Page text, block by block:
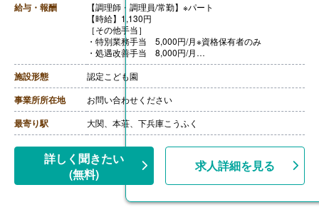
給与・報酬
【調理師・調理員/常勤】※パート
【時給】1,130円
［その他手当］
・特別業務手当 5,000円/月※資格保有者のみ
・処遇改善手当 8,000円/月
【賞与】年2回（計2.00ヶ月分）※前年度実績
【通勤手当】あり（上限6,200円/月）
【昇給】あり（1時間あたり0円-50円）※前年度実績
【退職金】あり
施設形態 認定こども園
事業所所在地 お問い合わせください
最寄り駅 大関、本荘、下兵庫こうふく
詳しく聞きたい
(無料)
求人詳細を見る